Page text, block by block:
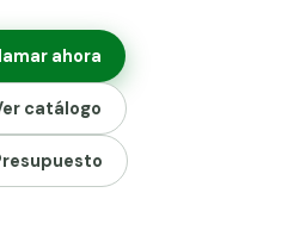
g/m² verde
malla H.
ahora
catálogo